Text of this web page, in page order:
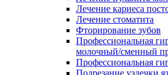
Лечение кариеса
Лечение стоматита
Фторирование зубов
Профессиональная
молочный/сменный
Профессиональная